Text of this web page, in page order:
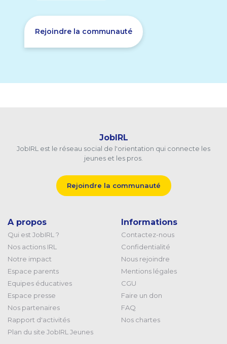
Rejoindre la communauté
JobIRL
JobIRL est le réseau social de l'orientation qui connecte les
jeunes et les pros.
Rejoindre la communauté
A propos
Qui est JobIRL ?
Nos actions IRL
Notre impact
Espace parents
Equipes éducatives
Espace presse
Nos partenaires
Rapport d'activités
Plan du site JobIRL Jeunes
Informations
Contactez-nous
Confidentialité
Nous rejoindre
Mentions légales
CGU
Faire un don
FAQ
Nos chartes